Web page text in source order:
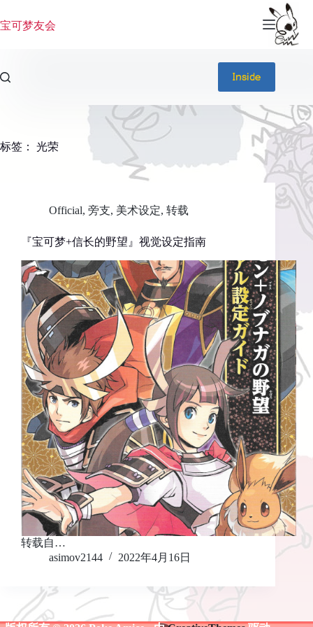
过
宝可梦友会
Inside
标签： 光荣
Official, 旁支, 美术设定, 转载
『宝可梦+信长的野望』视觉设定指南
转载自…
asimov2144
2022年4月16日